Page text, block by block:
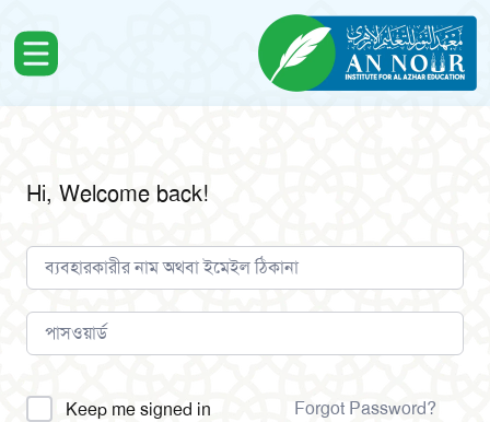
Hi, Welcome back!
Alternative:
Keep me signed in Forgot Password?